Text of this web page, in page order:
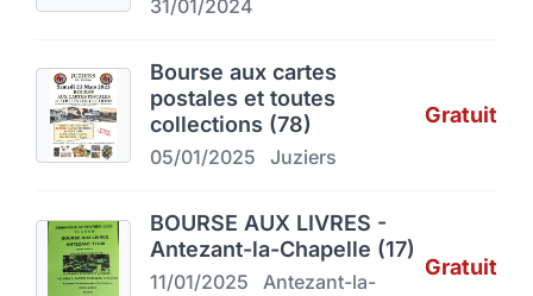
31/01/2024
Bourse aux cartes
postales et toutes
collections (78)
05/01/2025 Juziers
Gratuit
BOURSE AUX LIVRES -
Antezant-la-Chapelle (17)
11/01/2025
Antezant-la-
Gratuit